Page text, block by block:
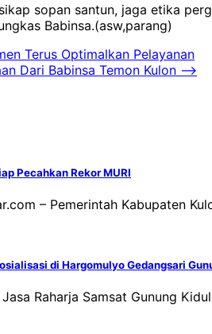
sopan santun, jaga etika
Babinsa.(asw,parang)
Terus Optimalkan Pelayanan
Dari Babinsa Temon Kulon ⟶
Pecahkan Rekor MURI
– Pemerintah Kabupaten
di Hargomulyo Gedangsari
Raharja Samsat Gunung